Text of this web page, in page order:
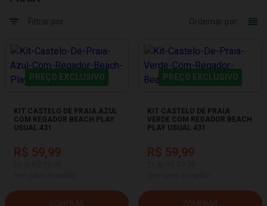
PREÇO EXCLUSIVO
KIT CASTELO DE PRAIA AZUL
COM REGADOR BEACH PLAY
USUAL 431
R$ 59,99
COMPRAR
PREÇO EXCLUSIVO
KIT CASTELO DE PRAIA
VERDE COM REGADOR BEACH
PLAY USUAL 431
R$ 59,99
COMPRAR